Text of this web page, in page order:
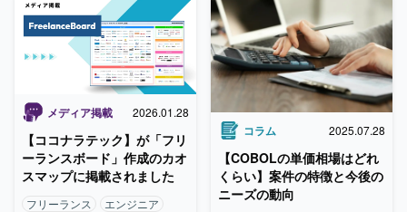
メディア掲載 2026.01.28
【ココナラテック】が「フリ
ーランスボード」作成のカオ
スマップに掲載されました
フリーランス
エンジニア
コラム 2025.07.28
【COBOLの単価相場はどれ
くらい】案件の特徴と今後の
ニーズの動向